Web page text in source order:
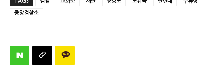
TAGS 검열 교화소 재판 양강도 보위국 단련대 구류장
중앙검찰소